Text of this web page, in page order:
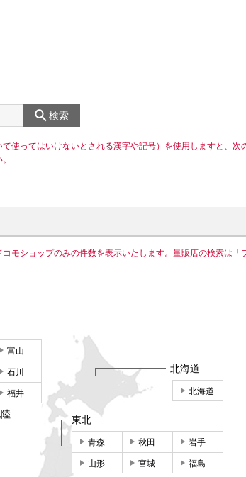
検索
使ってはいけないとされる漢字や記号）を使用しますと、次
モショップのみの件数を表示いたします。量販店の検索は「
北海道
北海道
東北
青森 秋田 岩手
山形 宮城 福島
富山
石川
福井